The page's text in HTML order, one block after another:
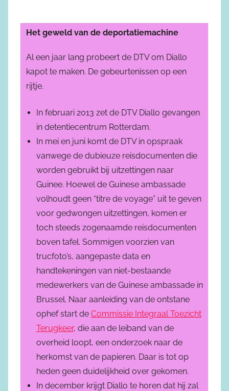
Het geweld van de deportatiemachine
Al een jaar lang probeert de DTV om Diallo
kapot te maken. De gebeurtenissen op een
rijtje.
In februari 2013 zet de DTV Diallo gevangen
in detentiecentrum Rotterdam.
In mei en juni komt de DTV in opspraak
vanwege de dubieuze reisdocumenten die
worden gebruikt bij uitzettingen naar
Guinee. Hoewel de Guinese ambassade
volhoudt geen “titre de voyage” uit te geven
voor gedwongen uitzettingen, komen er
toch steeds zogenaamde reisdocumenten
boven tafel. Sommigen voorzien van
trucfoto’s, aangepaste data en
handtekeningen van niet-bestaande
medewerkers van de Guinese ambassade in
Brussel. Naar aanleiding van de ontstane
ophef start de Commissie Integraal Toezicht
Terugkeer, die aan de leiband van de
overheid loopt, een onderzoek naar de
herkomst van de papieren. Daar is tot op
heden geen duidelijkheid over gekomen.
In december krijgt Diallo te horen dat hij zal